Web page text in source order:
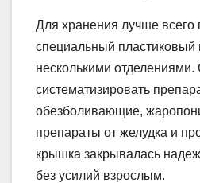
Для хранения лучше всего
специальный пластиковый
несколькими
систематизировать
обезболивающие,
препараты от желудка и
крышка закрывалась
без усилий взрослым.